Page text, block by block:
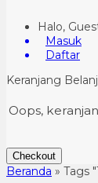
Halo,
Masuk
Daftar
Keranjang
Oops,
Checkout
Beranda » Tags